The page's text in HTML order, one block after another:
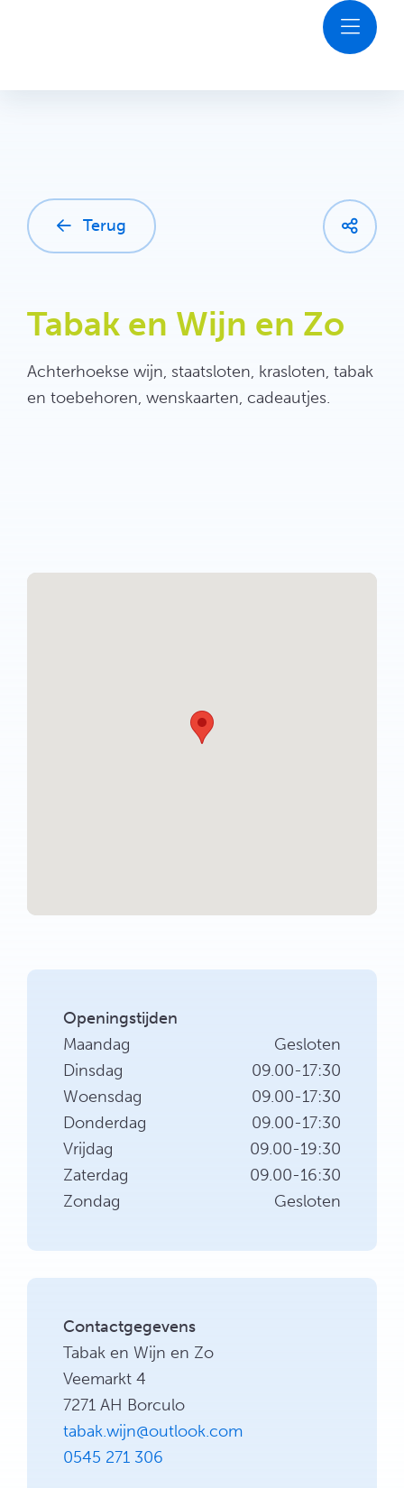
Terug
Tabak en Wijn en Zo
Achterhoekse wijn, staatsloten, krasloten, tabak
en toebehoren, wenskaarten, cadeautjes.
Openingstijden
Maandag
Gesloten
Dinsdag
09.00-17:30
Woensdag
09.00-17:30
Donderdag
09.00-17:30
Vrijdag
09.00-19:30
Zaterdag
09.00-16:30
Zondag
Gesloten
Contactgegevens
Tabak en Wijn en Zo
Veemarkt 4
7271 AH Borculo
tabak.wijn@outlook.com
0545 271 306
Plan je bezoek